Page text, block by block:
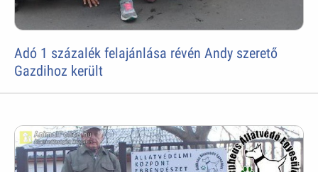
Adó 1 százalék felajánlása révén Andy szerető
Gazdihoz került